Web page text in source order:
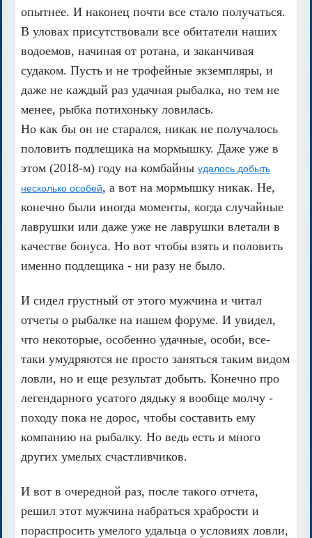
опытнее. И наконец почти все стало получаться.
В уловах присутствовали все обитатели наших
водоемов, начиная от ротана, и заканчивая
судаком. Пусть и не трофейные экземпляры, и
даже не каждый раз удачная рыбалка, но тем не
менее, рыбка потихоньку ловилась.
Но как бы он не старался, никак не получалось
половить подлещика на мормышку. Даже уже в
этом (2018-м) году на комбайныудалось добыть
несколько особей, а вот на мормышку никак. Не,
конечно были иногда моменты, когда случайные
лаврушки или даже уже не лаврушки влетали в
качестве бонуса. Но вот чтобы взять и половить
именно подлещика - ни разу не было.
И сидел грустный от этого мужчина и читал
отчеты о рыбалке на нашем форуме. И увидел,
что некоторые, особенно удачные, особи, все-
таки умудряются не просто заняться таким видом
ловли, но и еще результат добыть. Конечно про
легендарного усатого дядьку я вообще молчу -
походу пока не дорос, чтобы составить ему
компанию на рыбалку. Но ведь есть и много
других умелых счастливчиков.
И вот в очередной раз, после такого отчета,
решил этот мужчина набраться храбрости и
пораспросить умелого удальца о условиях ловли,